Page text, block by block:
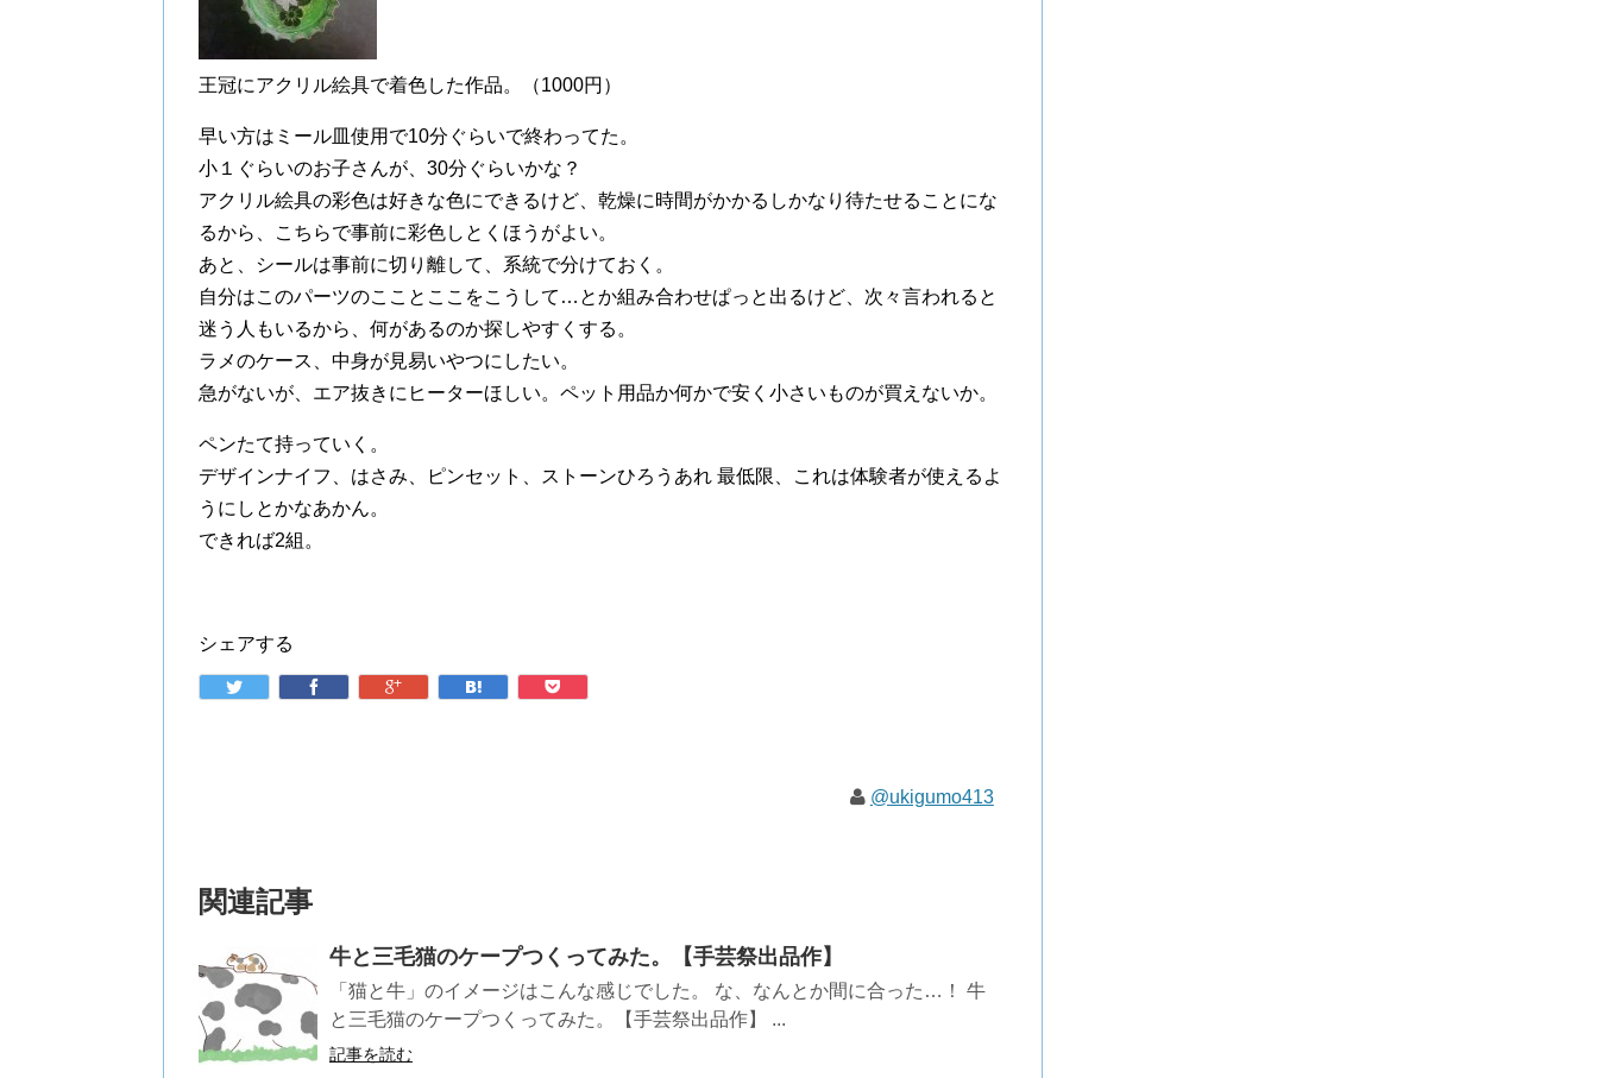
王冠にアクリル絵具で着色した作品。（1000円）
早い方はミール皿使用で10分ぐらいで終わってた。
小１ぐらいのお子さんが、30分ぐらいかな？
アクリル絵具の彩色は好きな色にできるけど、乾燥に時間がかかるしかなり待たせることにな
るから、こちらで事前に彩色しとくほうがよい。
あと、シールは事前に切り離して、系統で分けておく。
自分はこのパーツのこことここをこうして…とか組み合わせぱっと出るけど、次々言われると
迷う人もいるから、何があるのか探しやすくする。
ラメのケース、中身が見易いやつにしたい。
急がないが、エア抜きにヒーターほしい。ペット用品か何かで安く小さいものが買えないか。
ペンたて持っていく。
デザインナイフ、はさみ、ピンセット、ストーンひろうあれ 最低限、これは体験者が使えるよ
うにしとかなあかん。
できれば2組。
シェアする
@ukigumo413
関連記事
牛と三毛猫のケープつくってみた。【手芸祭出品作】
「猫と牛」のイメージはこんな感じでした。 な、なんとか間に合った…！ 牛
と三毛猫のケープつくってみた。【手芸祭出品作】 ...
記事を読む